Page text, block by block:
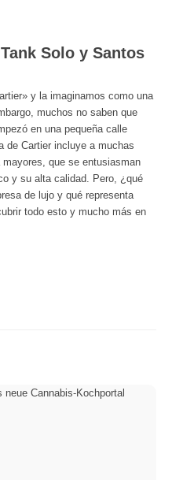
Solo y Santos
y la imaginamos como una
muchos no saben que
en una pequeña calle
de Cartier incluye a muchas
que se entusiasman
y su alta calidad. Pero, ¿qué
de lujo y qué representa
todo esto y mucho más en